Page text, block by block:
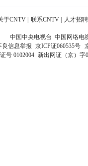
于CNTV 联系CNTV 人才招聘
中国中央电视台 中国网络电
良信息举报 京ICP证060535号
号 0102004 新出网证（京）